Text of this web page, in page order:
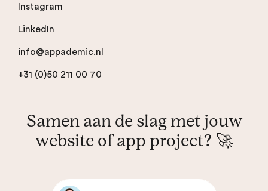
Instagram
LinkedIn
info@appademic.nl
+31 (0)50 211 00 70
Samen aan de slag met jouw
website of app project? 🚀